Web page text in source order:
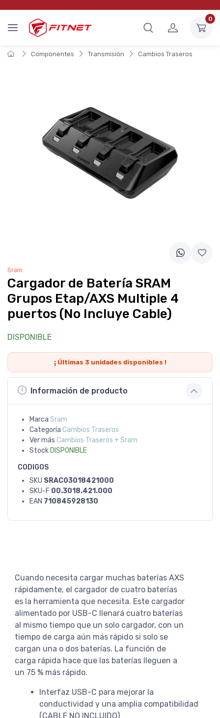
0
Componentes Transmisión Cambios Traseros
Sram
Cargador de Batería SRAM
Grupos Etap/AXS Multiple 4
puertos (No Incluye Cable)
DISPONIBLE
¡ Últimas 3 unidades disponibles !
Información de producto
Marca Sram
Categoría Cambios Traseros
Ver más Cambios Traseros + Sram
Stock DISPONIBLE
CODIGOS
SKU SRAC03018421000
SKU-F 00.3018.421.000
EAN 710845928130
Cuando necesita cargar muchas baterías AXS
rápidamente, el cargador de cuatro baterías
es la herramienta que necesita. Este cargador
alimentado por USB-C llenará cuatro baterías
al mismo tiempo que un solo cargador, con un
tiempo de carga aún más rápido si solo se
cargan una o dos baterías. La función de
carga rápida hace que las baterías lleguen a
un 75 % más rápido.
Interfaz USB-C para mejorar la
conductividad y una amplia compatibilidad
(CABLE NO INCLUIDO)